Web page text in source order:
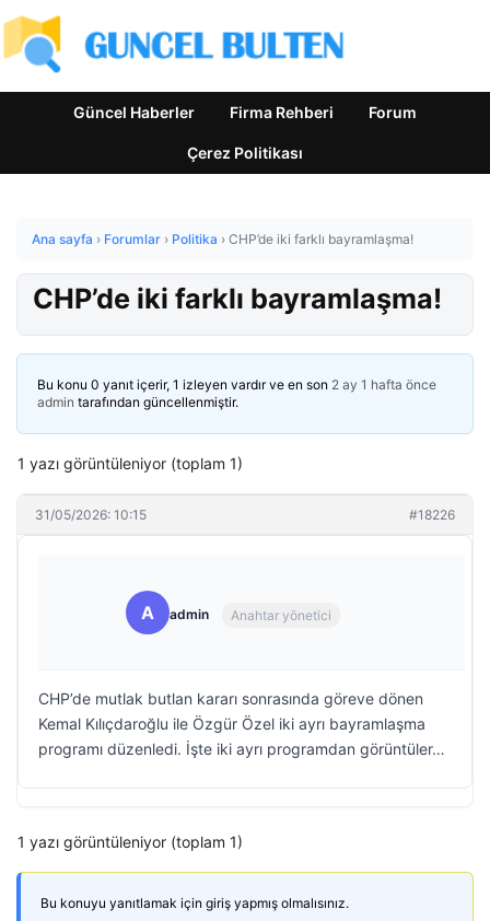
Güncel Haberler Firma Rehberi Forum
Çerez Politikası
Ana sayfa › Forumlar › Politika › CHP’de iki farklı bayramlaşma!
CHP’de iki farklı bayramlaşma!
Bu konu 0 yanıt içerir, 1 izleyen vardır ve en son 2 ay 1 hafta önce
admin tarafından güncellenmiştir.
1 yazı görüntüleniyor (toplam 1)
31/05/2026: 10:15 #18226
A admin Anahtar yönetici
CHP’de mutlak butlan kararı sonrasında göreve dönen
Kemal Kılıçdaroğlu ile Özgür Özel iki ayrı bayramlaşma
programı düzenledi. İşte iki ayrı programdan görüntüler…
1 yazı görüntüleniyor (toplam 1)
Bu konuyu yanıtlamak için giriş yapmış olmalısınız.